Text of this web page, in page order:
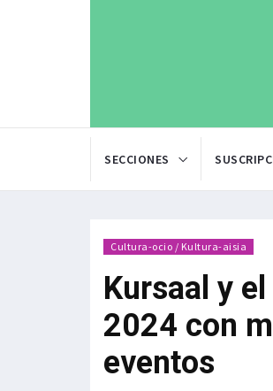
SECCIONES
Cultura-ocio / Kultura-aisia
Kursaal y
2024 con
eventos